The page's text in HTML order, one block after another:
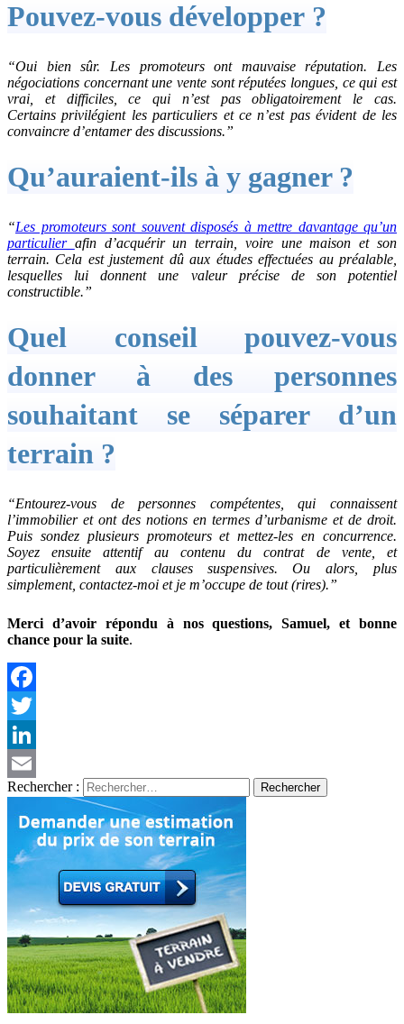
Pouvez-vous développer ?
“Oui bien sûr. Les promoteurs ont mauvaise réputation. Les
négociations concernant une vente sont réputées longues, ce qui est
vrai, et difficiles, ce qui n’est pas obligatoirement le cas.
Certains privilégient les particuliers et ce n’est pas évident de les
convaincre d’entamer des discussions.”
Qu’auraient-ils à y gagner ?
“Les promoteurs sont souvent disposés à mettre davantage qu’un
particulier afin d’acquérir un terrain, voire une maison et son
terrain. Cela est justement dû aux études effectuées au préalable,
lesquelles lui donnent une valeur précise de son potentiel
constructible.”
Quel conseil pouvez-vous
donner à des personnes
souhaitant se séparer d’un
terrain ?
“Entourez-vous de personnes compétentes, qui connaissent
l’immobilier et ont des notions en termes d’urbanisme et de droit.
Puis sondez plusieurs promoteurs et mettez-les en concurrence.
Soyez ensuite attentif au contenu du contrat de vente, et
particulièrement aux clauses suspensives. Ou alors, plus
simplement, contactez-moi et je m’occupe de tout (rires).”
Merci d’avoir répondu à nos questions, Samuel, et bonne
chance pour la suite.
Facebook
Twitter
LinkedIn
Email
Rechercher :